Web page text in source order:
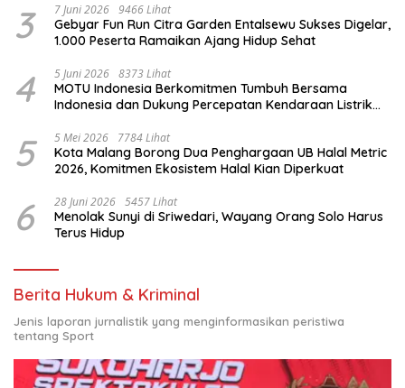
3 7 Juni 2026 9466 Lihat
Gebyar Fun Run Citra Garden Entalsewu Sukses Digelar,
1.000 Peserta Ramaikan Ajang Hidup Sehat
4 5 Juni 2026 8373 Lihat
MOTU Indonesia Berkomitmen Tumbuh Bersama
Indonesia dan Dukung Percepatan Kendaraan Listrik
5 5 Mei 2026 7784 Lihat
Kota Malang Borong Dua Penghargaan UB Halal Metric
2026, Komitmen Ekosistem Halal Kian Diperkuat
6 28 Juni 2026 5457 Lihat
Menolak Sunyi di Sriwedari, Wayang Orang Solo Harus
Terus Hidup
Berita Hukum & Kriminal
Jenis laporan jurnalistik yang menginformasikan peristiwa
tentang Sport